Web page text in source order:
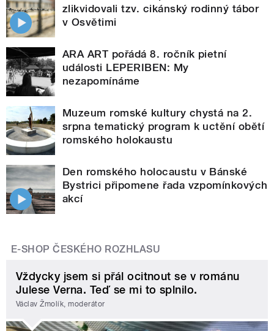
zlikvidovali tzv. cikánský rodinný tábor
v Osvětimi
ARA ART pořádá 8. ročník pietní
události LEPERIBEN: My
nezapomínáme
Muzeum romské kultury chystá na 2.
srpna tematický program k uctění obětí
romského holokaustu
Den romského holocaustu v Bánské
Bystrici připomene řada vzpomínkových
akcí
E-SHOP ČESKÉHO ROZHLASU
Vždycky jsem si přál ocitnout se v románu
Julese Verna. Teď se mi to splnilo.
Václav Žmolík, moderátor